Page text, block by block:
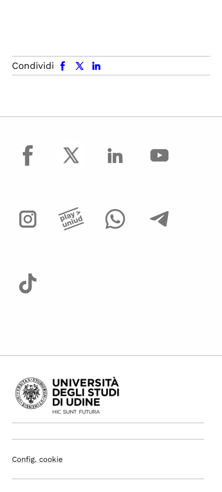
Condividi
facebook x.com linkedin
facebook
Config. cookie